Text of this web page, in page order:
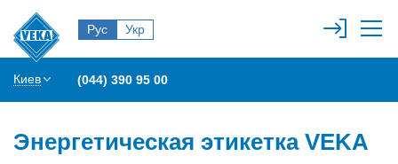
Рус Укр
Киев (044) 390 95 00
Энергетическая этикетка VEKA